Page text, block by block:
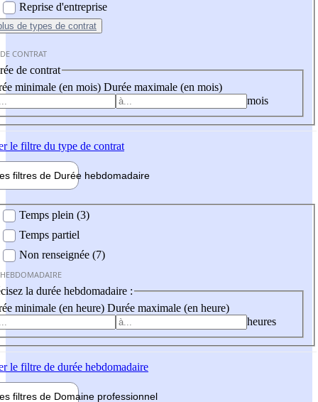
Reprise d'entreprise
de types de contrat
CONTRAT
de contrat
minimale (en mois) Durée maximale (en mois)
mois
le filtre du type de contrat
filtres de Durée hebdomadaire
Temps plein (3)
Temps partiel
Non renseignée (7)
la durée hebdomadaire :
minimale (en heure) Durée maximale (en heure)
heures
le filtre de durée hebdomadaire
filtres de Domaine professionnel